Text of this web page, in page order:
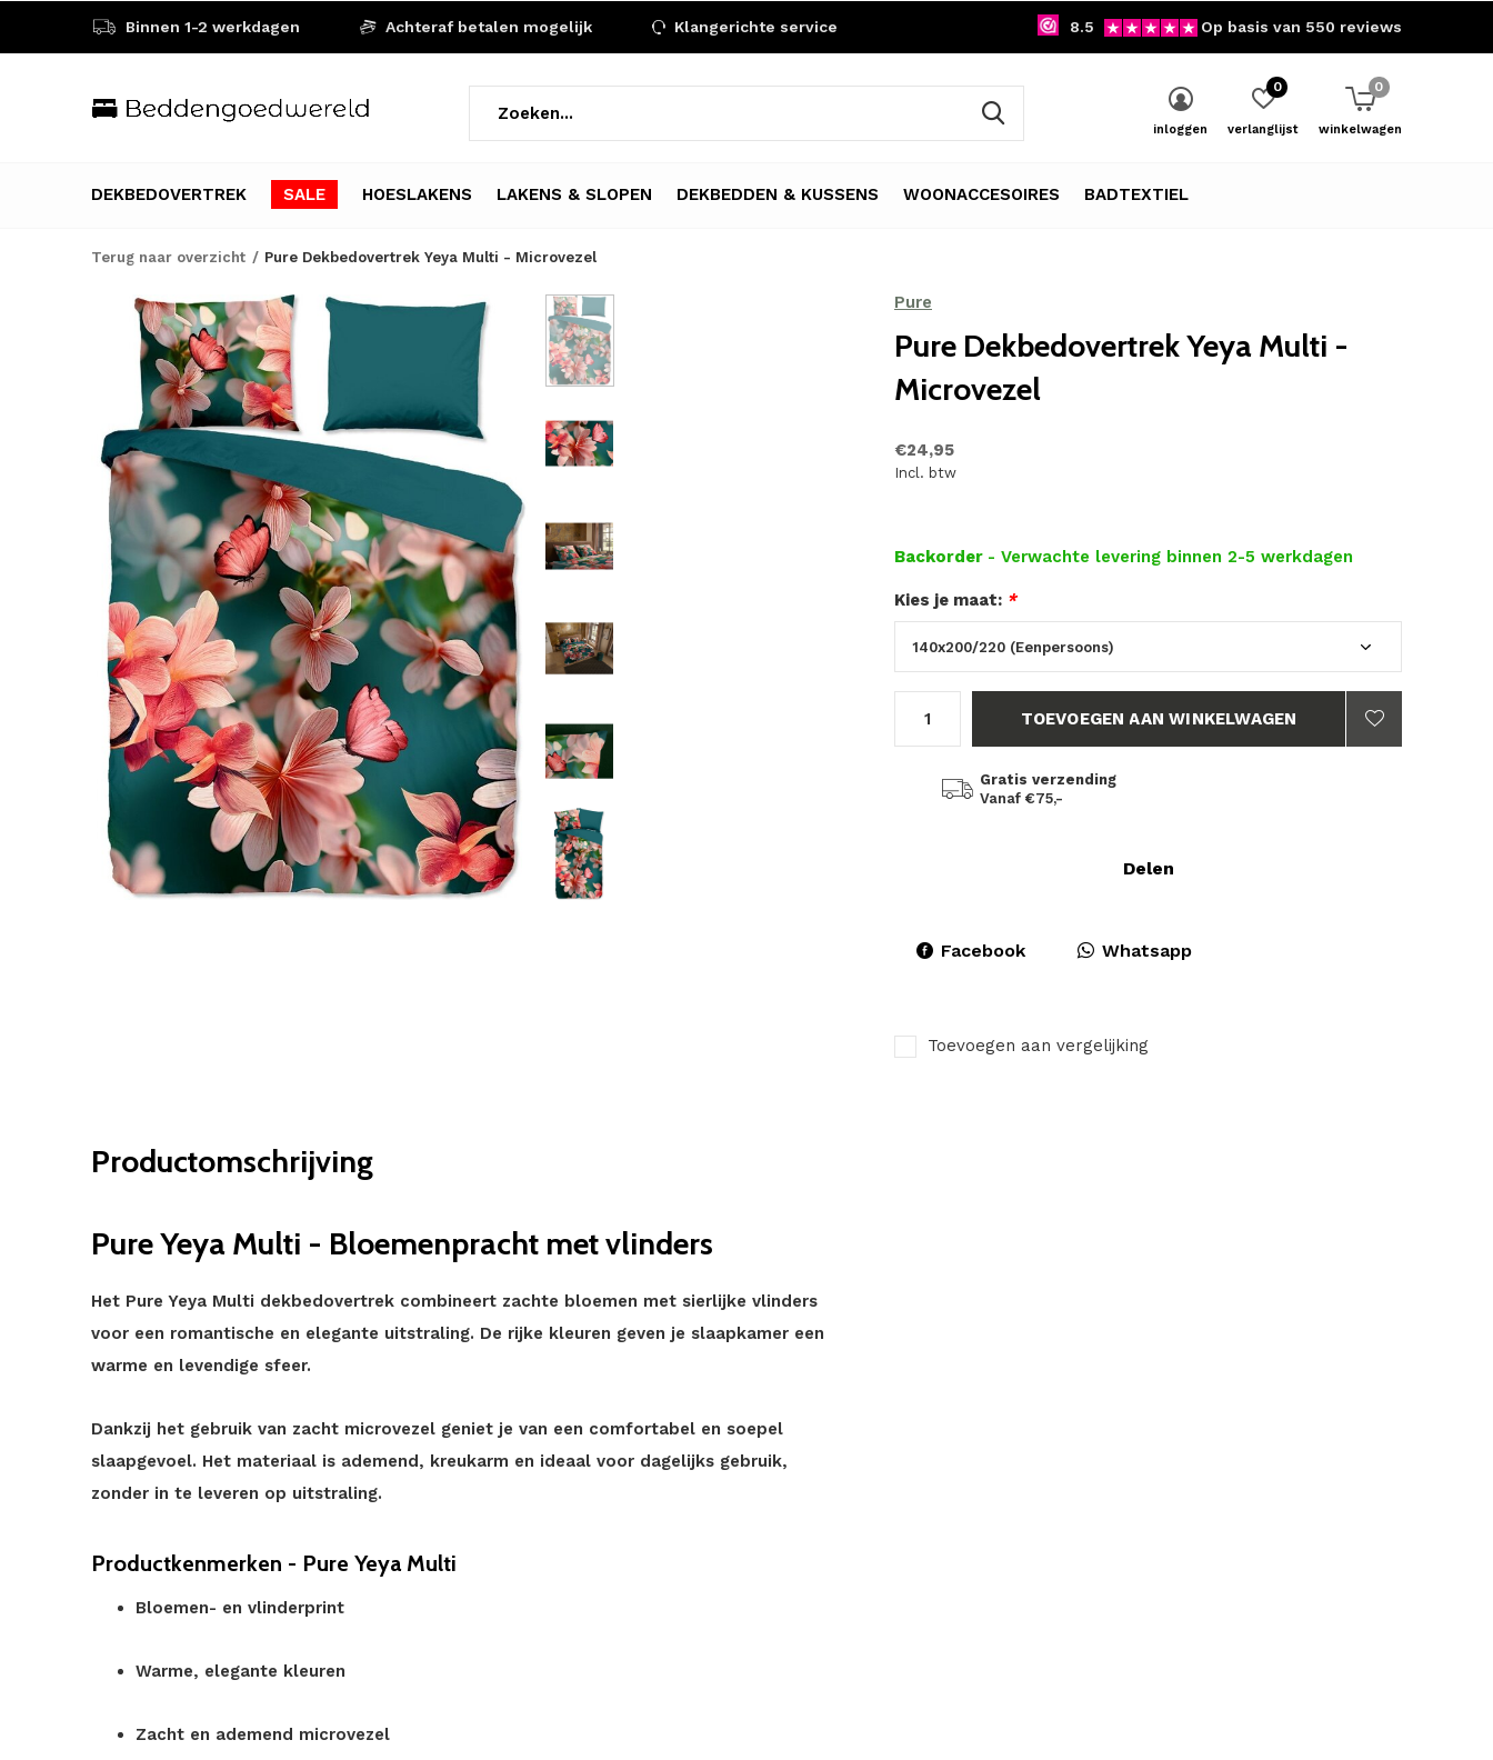
DEKBEDOVERTREK SALE HOESLAKENS LAKENS & SLOPEN DEKBEDDEN & KUSSENS WOONACCESOIRES BADTEXTIEL
inloggen verlanglijst
0
winkelwagen
0
Binnen 1-2 werkdagen Achteraf betalen mogelijk Klangerichte service 8.5 Op basis van 550 reviews
Terug naar overzicht Pure Dekbedovertrek Yeya Multi - Microvezel
Pure
Pure Dekbedovertrek Yeya Multi -
Microvezel
€24,95
Incl. btw
Backorder - Verwachte levering binnen 2-5 werkdagen
Kies je maat: *
TOEVOEGEN AAN WINKELWAGEN
Gratis verzending
Vanaf €75,-
Delen
Facebook Whatsapp
Toevoegen aan vergelijking
Productomschrijving
Pure Yeya Multi - Bloemenpracht met vlinders
Het Pure Yeya Multi dekbedovertrek combineert zachte bloemen met sierlijke vlinders
voor een romantische en elegante uitstraling. De rijke kleuren geven je slaapkamer een
warme en levendige sfeer.
Dankzij het gebruik van zacht microvezel geniet je van een comfortabel en soepel
slaapgevoel. Het materiaal is ademend, kreukarm en ideaal voor dagelijks gebruik,
zonder in te leveren op uitstraling.
Productkenmerken - Pure Yeya Multi
Bloemen- en vlinderprint
Warme, elegante kleuren
Zacht en ademend microvezel